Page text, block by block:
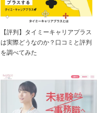
【評判】タイミーキャリアプラス
は実際どうなのか？口コミと評判
を調べてみた